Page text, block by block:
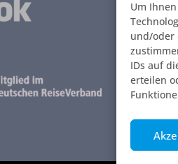
Um
und/oder
IDs auf
erteilen